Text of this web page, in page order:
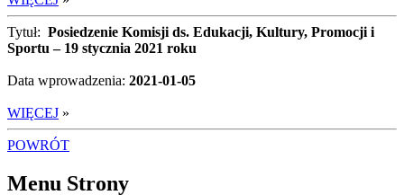
Tytuł: Posiedzenie Komisji ds. Edukacji, Kultury, Promocji i
Sportu – 19 stycznia 2021 roku
Data wprowadzenia: 2021-01-05
WIĘCEJ »
POWRÓT
Menu Strony